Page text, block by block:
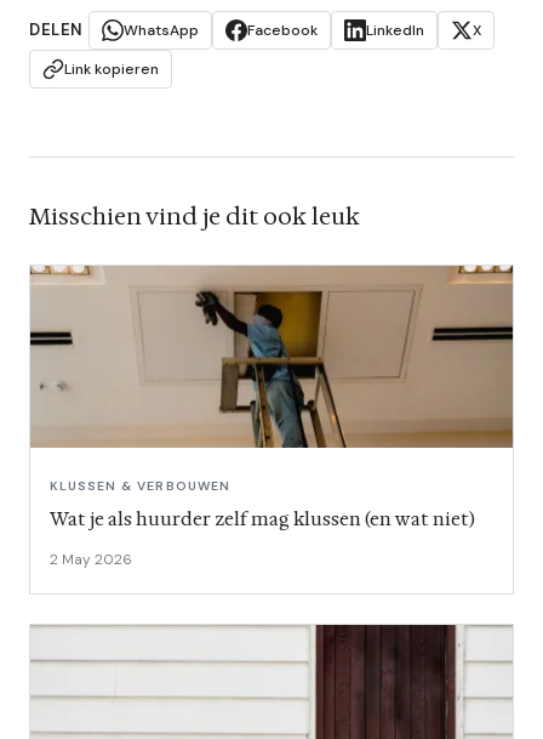
DELEN WhatsApp Facebook LinkedIn
X
Link kopieren
Misschien vind je dit ook leuk
KLUSSEN & VERBOUWEN
Wat je als huurder zelf mag klussen (en wat niet)
2 May 2026